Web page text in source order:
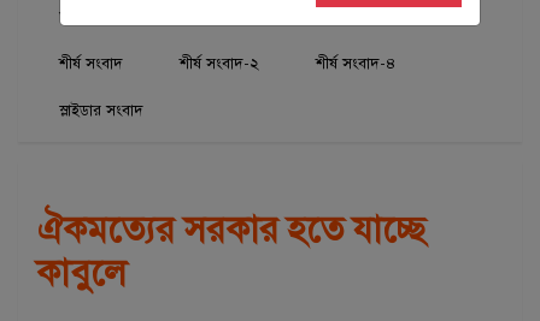
আন্তর্জাতিক
শীর্ষ সংবাদ শীর্ষ সংবাদ-২ শীর্ষ সংবাদ-৪
স্লাইডার সংবাদ
ঐকমত্যের সরকার হতে যাচ্ছে
কাবুলে